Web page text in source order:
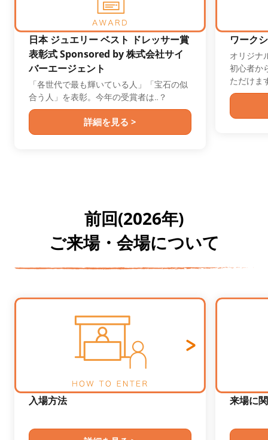
日本 ジュエリー ベスト ドレッサー賞
表彰式 Sponsored by 株式会社サイ
バーエージェント
「各世代で最も輝いている人」「宝石の似
合う人」を表彰。今年の受賞者は‥？
詳細を見る >
ワーク
オリジナ
初心者か
ただけま
前回(2026年)
ご来場・会場について
入場方法 来場に